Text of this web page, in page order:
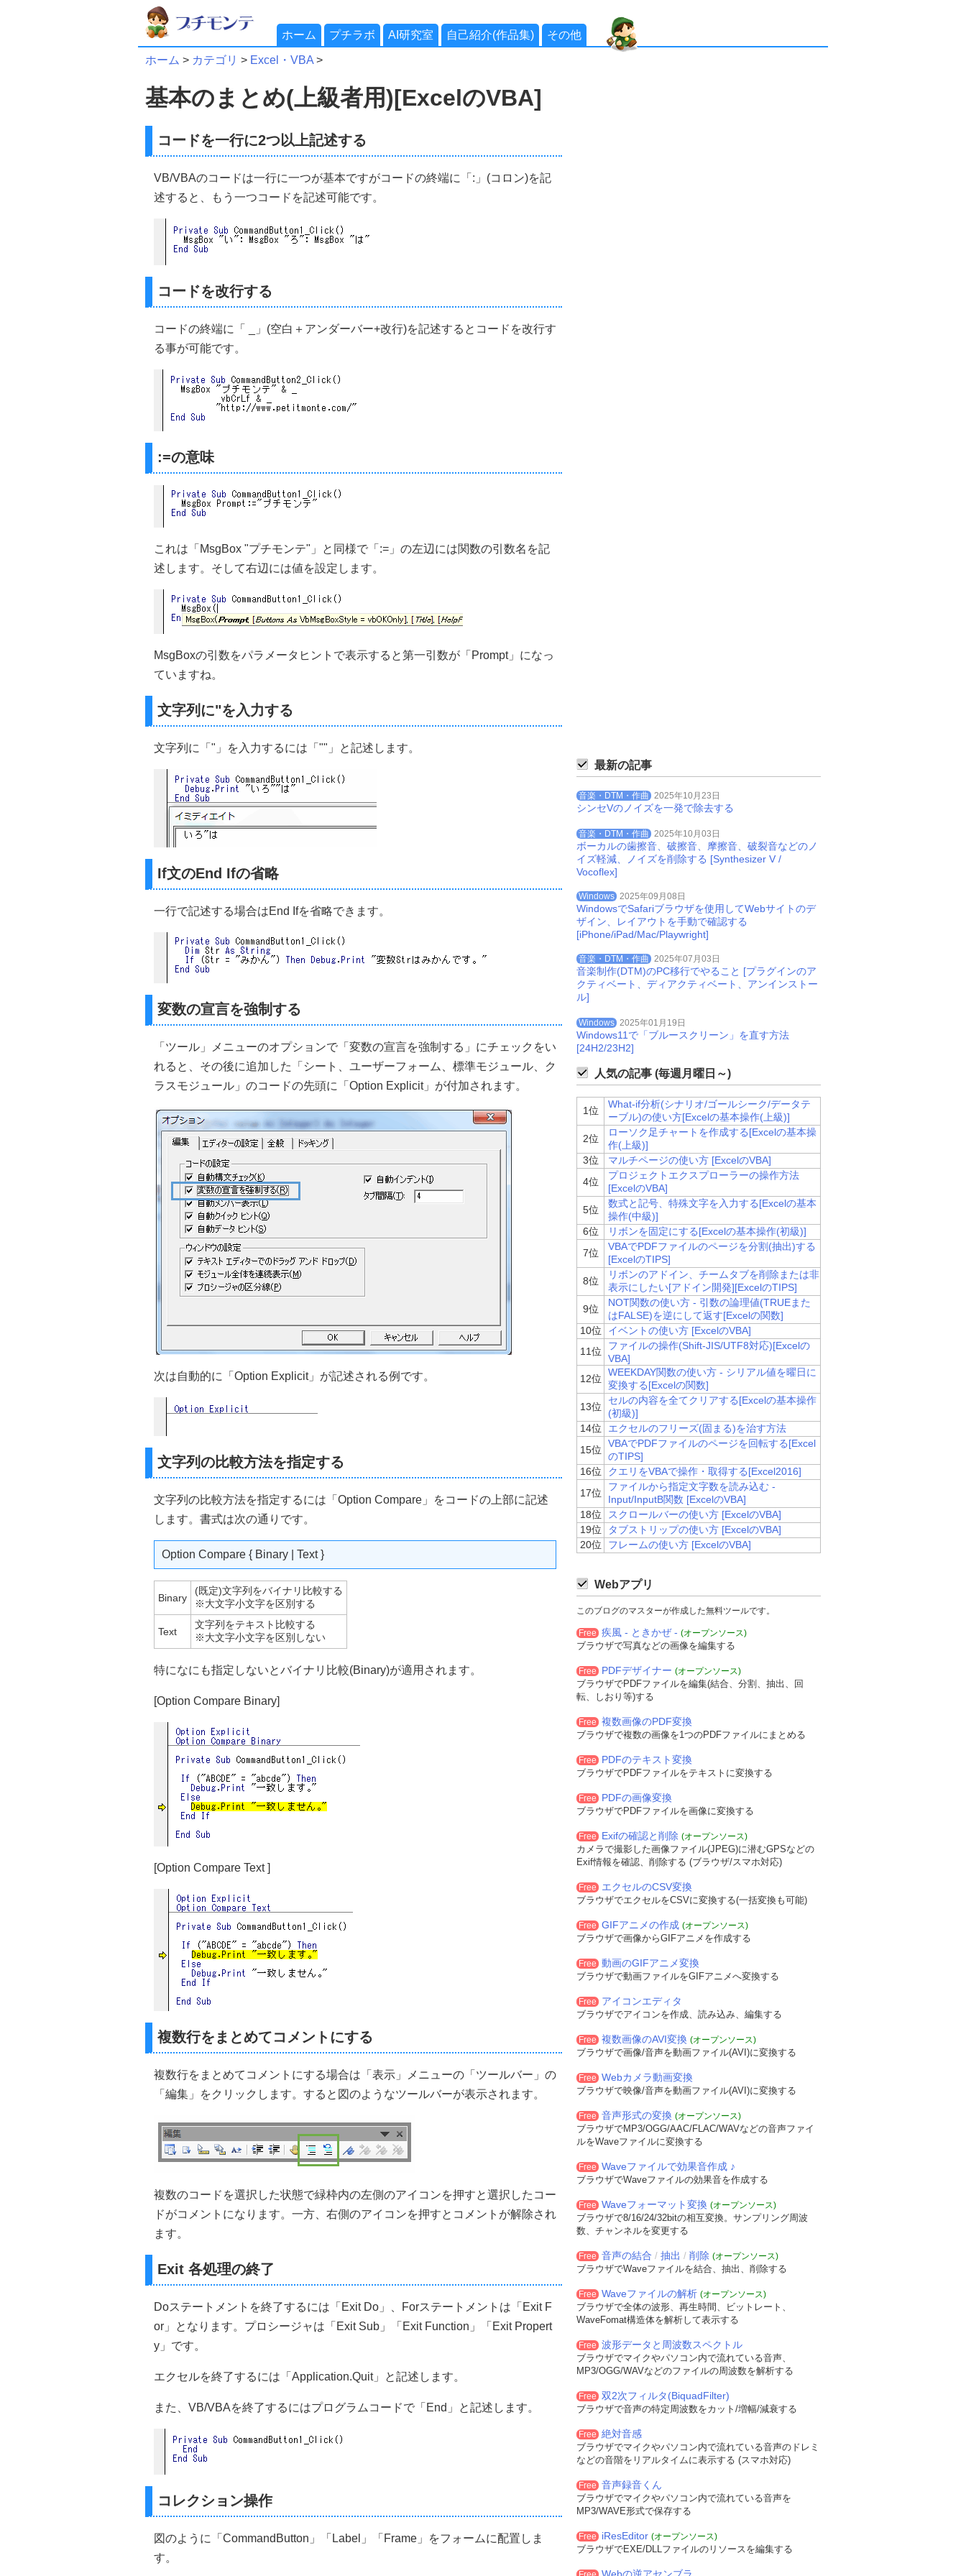
ホーム プチラボ AI研究室 自己紹介(作品集) その他
ホーム > カテゴリ > Excel・VBA >
基本のまとめ(上級者用)[ExcelのVBA]
コードを一行に2つ以上記述する
VB/VBAのコードは一行に一つが基本ですがコードの終端に「:」(コロン)を記
述すると、もう一つコードを記述可能です。
コードを改行する
コードの終端に「 _」(空白＋アンダーバー+改行)を記述するとコードを改行す
る事が可能です。
:=の意味
これは「MsgBox "プチモンテ"」と同様で「:=」の左辺には関数の引数名を記
述します。そして右辺には値を設定します。
MsgBoxの引数をパラメータヒントで表示すると第一引数が「Prompt」になっ
ていますね。
文字列に"を入力する
文字列に「"」を入力するには「""」と記述します。
If文のEnd Ifの省略
一行で記述する場合はEnd Ifを省略できます。
変数の宣言を強制する
「ツール」メニューのオプションで「変数の宣言を強制する」にチェックをい
れると、その後に追加した「シート、ユーザーフォーム、標準モジュール、ク
ラスモジュール」のコードの先頭に「Option Explicit」が付加されます。
次は自動的に「Option Explicit」が記述される例です。
文字列の比較方法を指定する
文字列の比較方法を指定するには「Option Compare」をコードの上部に記述
します。書式は次の通りです。
Option Compare { Binary | Text }
Binary
(既定)文字列をバイナリ比較する
※大文字小文字を区別する
Text
文字列をテキスト比較する
※大文字小文字を区別しない
特になにも指定しないとバイナリ比較(Binary)が適用されます。
[Option Compare Binary]
[Option Compare Text ]
複数行をまとめてコメントにする
複数行をまとめてコメントにする場合は「表示」メニューの「ツールバー」の
「編集」をクリックします。すると図のようなツールバーが表示されます。
複数のコードを選択した状態で緑枠内の左側のアイコンを押すと選択したコー
ドがコメントになります。一方、右側のアイコンを押すとコメントが解除され
ます。
Exit 各処理の終了
Doステートメントを終了するには「Exit Do」、Forステートメントは「Exit F
or」となります。プロシージャは「Exit Sub」「Exit Function」「Exit Propert
y」です。
エクセルを終了するには「Application.Quit」と記述します。
また、VB/VBAを終了するにはプログラムコードで「End」と記述します。
コレクション操作
図のように「CommandButton」「Label」「Frame」をフォームに配置しま
す。
最新の記事
音楽・DTM・作曲 2025年10月23日
シンセVのノイズを一発で除去する
音楽・DTM・作曲 2025年10月03日
ボーカルの歯擦音、破擦音、摩擦音、破裂音などのノ
イズ軽減、ノイズを削除する [Synthesizer V /
Vocoflex]
Windows 2025年09月08日
WindowsでSafariブラウザを使用してWebサイトのデ
ザイン、レイアウトを手動で確認する
[iPhone/iPad/Mac/Playwright]
音楽・DTM・作曲 2025年07月03日
音楽制作(DTM)のPC移行でやること [プラグインのア
クティベート、ディアクティベート、アンインストー
ル]
Windows 2025年01月19日
Windows11で「ブルースクリーン」を直す方法
[24H2/23H2]
人気の記事 (毎週月曜日～)
1位
What-if分析(シナリオ/ゴールシーク/データテ
ーブル)の使い方[Excelの基本操作(上級)]
2位
ローソク足チャートを作成する[Excelの基本操
作(上級)]
3位
マルチページの使い方 [ExcelのVBA]
4位
プロジェクトエクスプローラーの操作方法
[ExcelのVBA]
5位
数式と記号、特殊文字を入力する[Excelの基本
操作(中級)]
6位
リボンを固定にする[Excelの基本操作(初級)]
7位
VBAでPDFファイルのページを分割(抽出)する
[ExcelのTIPS]
8位
リボンのアドイン、チームタブを削除または非
表示にしたい[アドイン開発][ExcelのTIPS]
9位
NOT関数の使い方 - 引数の論理値(TRUEまた
はFALSE)を逆にして返す[Excelの関数]
10位
イベントの使い方 [ExcelのVBA]
11位
ファイルの操作(Shift-JIS/UTF8対応)[Excelの
VBA]
12位
WEEKDAY関数の使い方 - シリアル値を曜日に
変換する[Excelの関数]
13位
セルの内容を全てクリアする[Excelの基本操作
(初級)]
14位
エクセルのフリーズ(固まる)を治す方法
15位
VBAでPDFファイルのページを回転する[Excel
のTIPS]
16位
クエリをVBAで操作・取得する[Excel2016]
17位
ファイルから指定文字数を読み込む -
Input/InputB関数 [ExcelのVBA]
18位
スクロールバーの使い方 [ExcelのVBA]
19位
タブストリップの使い方 [ExcelのVBA]
20位
フレームの使い方 [ExcelのVBA]
Webアプリ
このブログのマスターが作成した無料ツールです。
Free 疾風 - ときかぜ - (オープンソース)
ブラウザで写真などの画像を編集する
Free PDFデザイナー (オープンソース)
ブラウザでPDFファイルを編集(結合、分割、抽出、回
転、しおり等)する
Free 複数画像のPDF変換
ブラウザで複数の画像を1つのPDFファイルにまとめる
Free PDFのテキスト変換
ブラウザでPDFファイルをテキストに変換する
Free PDFの画像変換
ブラウザでPDFファイルを画像に変換する
Free Exifの確認と削除 (オープンソース)
カメラで撮影した画像ファイル(JPEG)に潜むGPSなどの
Exif情報を確認、削除する (ブラウザ/スマホ対応)
Free エクセルのCSV変換
ブラウザでエクセルをCSVに変換する(一括変換も可能)
Free GIFアニメの作成 (オープンソース)
ブラウザで画像からGIFアニメを作成する
Free 動画のGIFアニメ変換
ブラウザで動画ファイルをGIFアニメへ変換する
Free アイコンエディタ
ブラウザでアイコンを作成、読み込み、編集する
Free 複数画像のAVI変換 (オープンソース)
ブラウザで画像/音声を動画ファイル(AVI)に変換する
Free Webカメラ動画変換
ブラウザで映像/音声を動画ファイル(AVI)に変換する
Free 音声形式の変換 (オープンソース)
ブラウザでMP3/OGG/AAC/FLAC/WAVなどの音声ファイ
ルをWaveファイルに変換する
Free Waveファイルで効果音作成 ♪
ブラウザでWaveファイルの効果音を作成する
Free Waveフォーマット変換 (オープンソース)
ブラウザで8/16/24/32bitの相互変換。サンプリング周波
数、チャンネルを変更する
Free 音声の結合 / 抽出 / 削除 (オープンソース)
ブラウザでWaveファイルを結合、抽出、削除する
Free Waveファイルの解析 (オープンソース)
ブラウザで全体の波形、再生時間、ビットレート、
WaveFomat構造体を解析して表示する
Free 波形データと周波数スペクトル
ブラウザでマイクやパソコン内で流れている音声、
MP3/OGG/WAVなどのファイルの周波数を解析する
Free 双2次フィルタ(BiquadFilter)
ブラウザで音声の特定周波数をカット/増幅/減衰する
Free 絶対音感
ブラウザでマイクやパソコン内で流れている音声のドレミ
などの音階をリアルタイムに表示する (スマホ対応)
Free 音声録音くん
ブラウザでマイクやパソコン内で流れている音声を
MP3/WAVE形式で保存する
Free iResEditor (オープンソース)
ブラウザでEXE/DLLファイルのリソースを編集する